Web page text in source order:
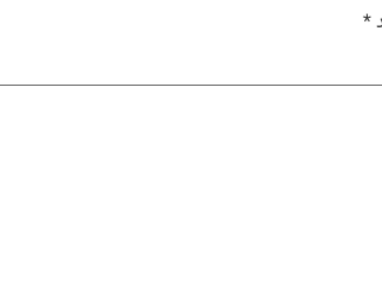
*